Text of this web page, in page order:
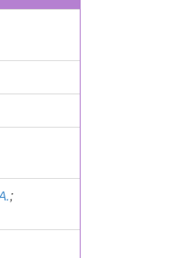
;